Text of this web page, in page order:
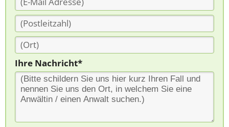
Ihre Nachricht*